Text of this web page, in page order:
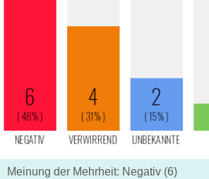
Meinung der Mehrheit: Negativ (6)